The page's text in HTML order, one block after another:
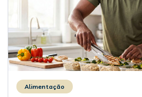
Alimentação